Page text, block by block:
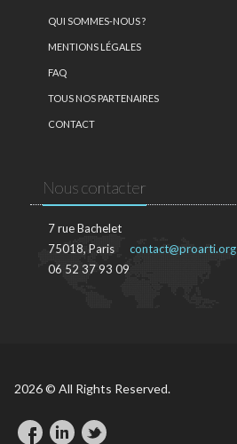
QUI SOMMES-NOUS ?
MENTIONS LÉGALES
FAQ
TOUS NOS PARTENAIRES
CONTACT
Nous contacter
7 rue Bachelet
75018, Paris
06 52 37 93 09
contact@proarti.org
2026 © All Rights Reserved.